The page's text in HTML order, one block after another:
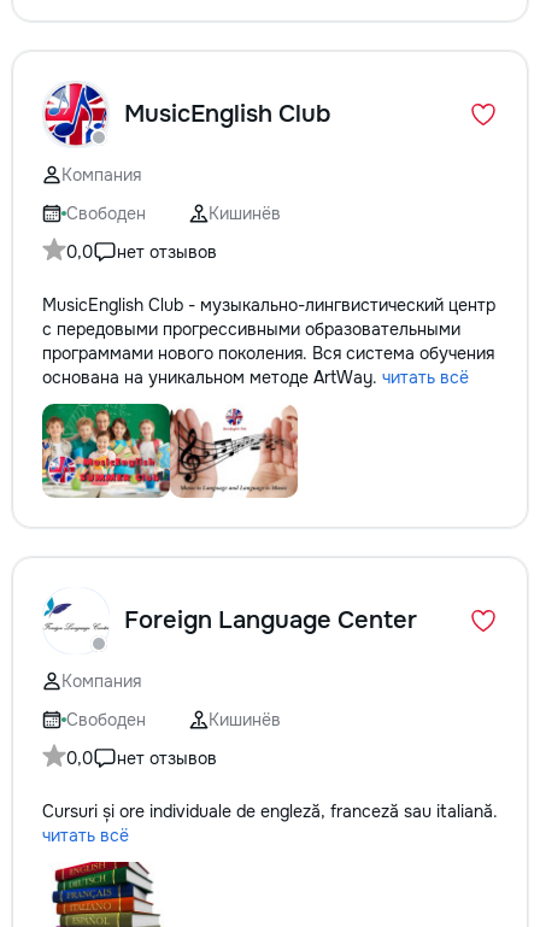
MusicEnglish Club
Компания
Свободен
Кишинёв
0,0
нет отзывов
MusicEnglish Club - музыкально-лингвистический центр
с передовыми прогрессивными образовательными
программами нового поколения. Вся система обучения
основана на уникальном методе ArtWay. читать всё
Foreign Language Center
Компания
Свободен
Кишинёв
0,0
нет отзывов
Cursuri și ore individuale de engleză, franceză sau italiană.
читать всё